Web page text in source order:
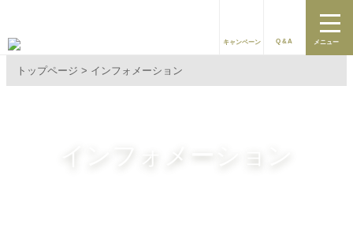
キャンペーン Q&A メニュー
トップページ インフォメーション
インフォメーション